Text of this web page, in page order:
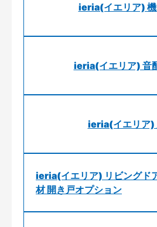
ieria(イエリア)
ieria(イエリア) 音
ieria(イエリア)
ieria(イエリア) リビングド
材 開き戸オプション